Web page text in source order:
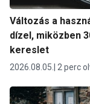
Változás a
dízel, miközben
kereslet
2026.08.05. 2 perc